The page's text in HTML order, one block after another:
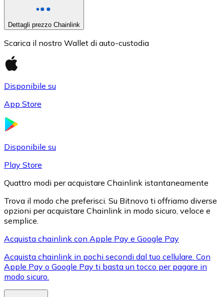
XRP
XRP
Dettagli prezzo Chainlink
Scarica il nostro Wallet di auto-custodia
Disponibile su
App Store
Disponibile su
Play Store
Quattro modi per acquistare Chainlink istantaneamente
Trova il modo che preferisci. Su Bitnovo ti offriamo diverse
opzioni per acquistare Chainlink in modo sicuro, veloce e
semplice.
Acquista chainlink con Apple Pay e Google Pay
Acquista chainlink in pochi secondi dal tuo cellulare. Con
Apple Pay o Google Pay ti basta un tocco per pagare in
modo sicuro.